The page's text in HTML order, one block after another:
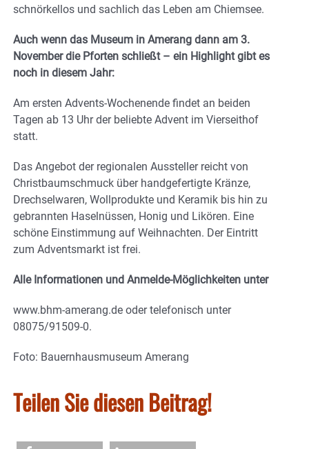
schnörkellos und sachlich das Leben am Chiemsee.
Auch wenn das Museum in Amerang dann am 3.
November die Pforten schließt – ein Highlight gibt es
noch in diesem Jahr:
Am ersten Advents-Wochenende findet an beiden
Tagen ab 13 Uhr der beliebte Advent im Vierseithof
statt.
Das Angebot der regionalen Aussteller reicht von
Christbaumschmuck über handgefertigte Kränze,
Drechselwaren, Wollprodukte und Keramik bis hin zu
gebrannten Haselnüssen, Honig und Likören. Eine
schöne Einstimmung auf Weihnachten. Der Eintritt
zum Adventsmarkt ist frei.
Alle Informationen und Anmelde-Möglichkeiten unter
www.bhm-amerang.de oder telefonisch unter
08075/91509-0.
Foto: Bauernhausmuseum Amerang
Teilen Sie diesen Beitrag!